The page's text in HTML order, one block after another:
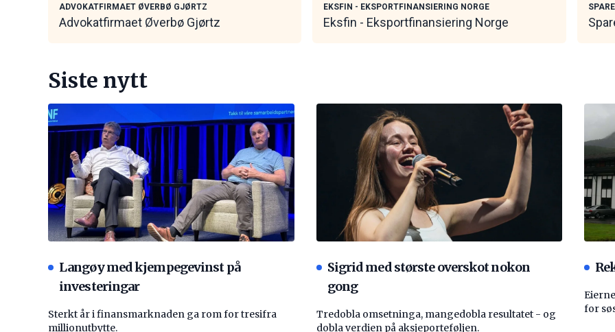
ADVOKATFIRMAET ØVERBØ GJØRTZ
Advokatfirmaet Øverbø Gjørtz
EKSFIN - EKSPORTFINANSIERING NORGE
Eksfin - Eksportfinansiering Norge
Siste nytt
Langøy med kjempegevinst på
investeringar
Sterkt år i finansmarknaden ga rom for tresifra
millionutbytte.
Sigrid med største overskot nokon
gong
Tredobla omsetninga, mangedobla resultatet - og
dobla verdien på aksjeporteføljen.
for